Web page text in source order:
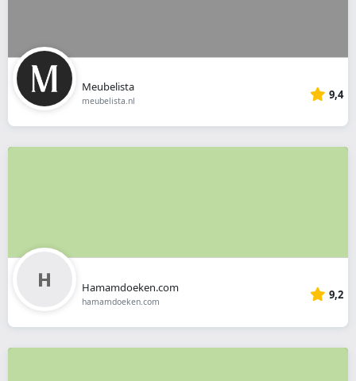
Meubelista
meubelista.nl 9,4
Hamamdoeken.com
hamamdoeken.com 9,2